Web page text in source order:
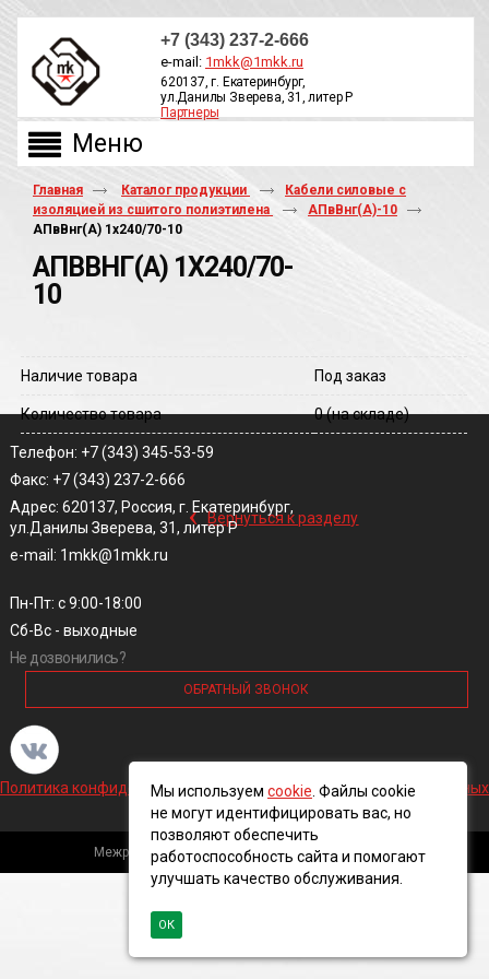
+7 (343) 237-2-666
e-mail: 1mkk@1mkk.ru
620137, г. Екатеринбург,
ул.Данилы Зверева, 31, литер Р
Партнеры
Главная Каталог продукции
Кабели силовые с
изоляцией из сшитого полиэтилена
АПвВнг(A)-10
АПвВнг(A) 1х240/70-10
АПВВНГ(A) 1Х240/70-
10
Наличие товара Под заказ
Количество товара 0(на складе)
‹ Вернуться к разделу
Телефон: +7 (343) 345-53-59
Факс: +7 (343) 237-2-666
Адрес: 620137, Россия, г. Екатеринбург,
ул.Данилы Зверева, 31, литер Р
e-mail: 1mkk@1mkk.ru
Пн-Пт: с 9:00-18:00
Сб-Вс - выходные
Не дозвонились?
ОБРАТНЫЙ ЗВОНОК
Политика конфиденциальности и обработки персональных данных
Межрегиональная кабельная компания, 2016 ©
Мы используем cookie . Файлы cookie
не могут идентифицировать вас, но
позволяют обеспечить
работоспособность сайта и помогают
улучшать качество обслуживания.
ОК